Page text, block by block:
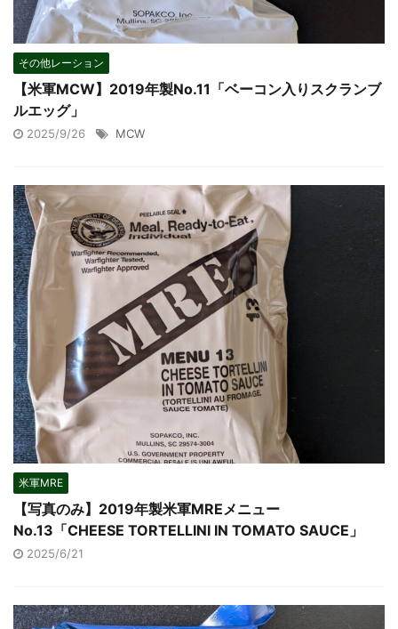
その他レーション
【米軍MCW】2019年製No.11「ベーコン入りスクランブ
ルエッグ」
2025/9/26 MCW
米軍MRE
【写真のみ】2019年製米軍MREメニュー
No.13「CHEESE TORTELLINI IN TOMATO SAUCE」
2025/6/21